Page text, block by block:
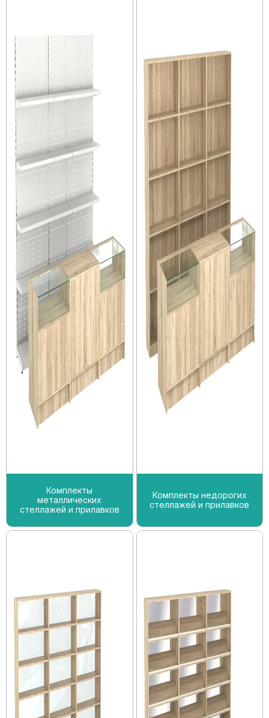
Комплекты
металлических
стеллажей и прилавков
Комплекты недорогих
стеллажей и прилавков